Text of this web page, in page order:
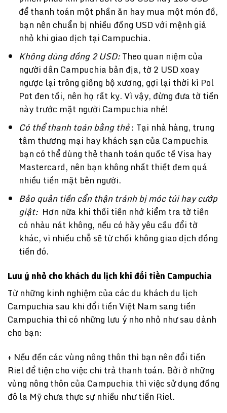
để thanh toán một phần ăn hay mua một món đồ,
bạn nên chuẩn bị nhiều đồng USD với mệnh giá
nhỏ khi giao dịch tại Campuchia.
Không dùng đồng 2 USD:Theo quan niệm của
người dân Campuchia bản địa, tờ 2 USD xoay
ngược lại trông giống bộ xương, gợi lại thời kì Pol
Pot đen tối, nên họ rất kỵ. Vì vậy, đừng đưa tờ tiền
này trước mặt người Campuchia nhé!
Có thể thanh toán bằng thẻ: Tại nhà hàng, trung
tâm thương mại hay khách sạn của Campuchia
bạn có thể dùng thẻ thanh toán quốc tế Visa hay
Mastercard, nên bạn không nhất thiết đem quá
nhiều tiền mặt bên người.
Bảo quản tiền cẩn thận tránh bị móc túi hay cướp
giật:Hơn nữa khi thối tiền nhớ kiểm tra tờ tiền
có nhàu nát không, nếu có hãy yêu cầu đổi tờ
khác, vì nhiều chỗ sẽ từ chối không giao dịch đồng
tiền đó.
Lưu ý nhỏ cho khách du lịch khi đổi tiền Campuchia
Từ những kinh nghiệm của các du khách du lịch
Campuchia sau khi đổi tiền Việt Nam sang tiền
Campuchia thì có những lưu ý nho nhỏ như sau dành
cho bạn:
+ Nếu đến các vùng nông thôn thì bạn nên đổi tiền
Riel để tiện cho việc chi trả thanh toán. Bởi ở những
vùng nông thôn của Campuchia thì việc sử dụng đồng
đô la Mỹ chưa thực sự nhiều như tiền Riel.